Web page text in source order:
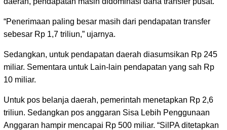
“Penerimaan paling besar masih dari pendapatan transfer
sebesar Rp 1,7 triliun,” ujarnya.
Sedangkan, untuk pendapatan daerah diasumsikan Rp 245
miliar. Sementara untuk Lain-lain pendapatan yang sah Rp
10 miliar.
Untuk pos belanja daerah, pemerintah menetapkan Rp 2,6
triliun. Sedangkan pos anggaran Sisa Lebih Penggunaan
Anggaran hampir mencapai Rp 500 miliar. “SilPA ditetapkan